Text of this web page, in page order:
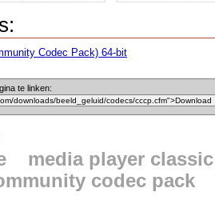
Codec Pack) 64-bit
te linken:
media player classic
codec pack